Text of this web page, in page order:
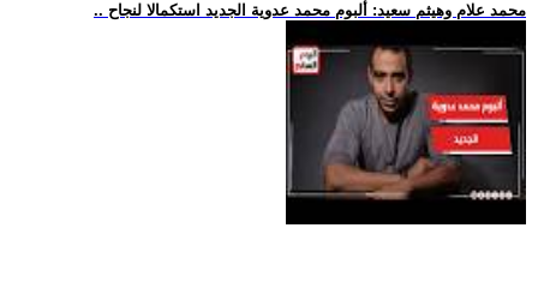
.. محمد علام وهيثم سعيد: ألبوم محمد عدوية الجديد استكمالا لنجاح